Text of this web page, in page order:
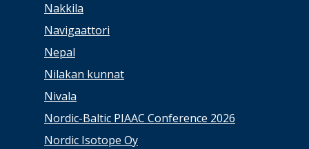
Nakkila
Navigaattori
Nepal
Nilakan kunnat
Nivala
Nordic-Baltic PIAAC Conference 2026
Nordic Isotope Oy